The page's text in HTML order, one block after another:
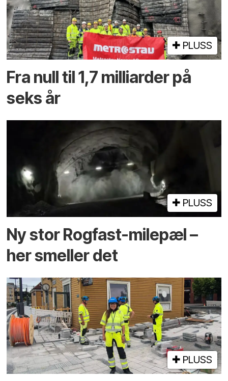
PLUSS
Fra null til 1,7 milliarder på
seks år
PLUSS
Ny stor Rogfast-milepæl –
her smeller det
PLUSS